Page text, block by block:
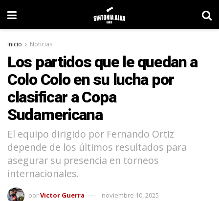
Inicio Noticias
Los partidos que le quedan a
Colo Colo en su lucha por
clasificar a Copa
Sudamericana
El equipo dirigido por Fernando Ortiz
depende de los últimos resultados para
asegurar su presencia en torneos
internacionales.
porVictor Guerra noviembre 10, 2025